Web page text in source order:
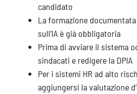
candidato
La formazione
sull’IA è già obbligatoria
Prima di avviare il sistema
sindacati e redigere la DPIA
Per i sistemi HR ad alto
aggiungersi la valutazione